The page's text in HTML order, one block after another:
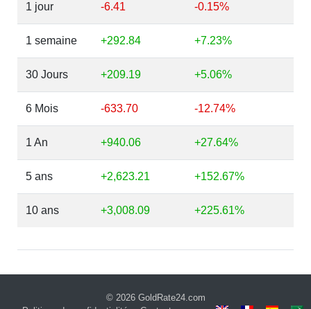
1 jour -6.41 -0.15%
1 semaine +292.84 +7.23%
30 Jours +209.19 +5.06%
6 Mois -633.70 -12.74%
1 An +940.06 +27.64%
5 ans +2,623.21 +152.67%
10 ans +3,008.09 +225.61%
© 2026 GoldRate24.com